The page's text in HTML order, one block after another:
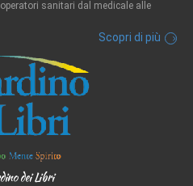
sanitari dal medicale alle
Scopri di più
dei Libri